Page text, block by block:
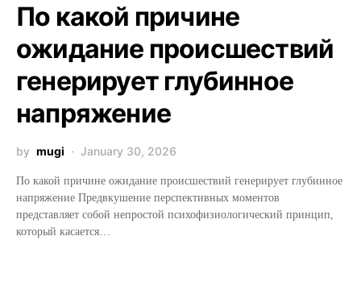
По какой причине
ожидание происшествий
генерирует глубинное
напряжение
by mugi January 30, 2026
По какой причине ожидание происшествий генерирует глубинное
напряжение Предвкушение перспективных моментов
представляет собой непростой психофизиологический принцип,
который касается…